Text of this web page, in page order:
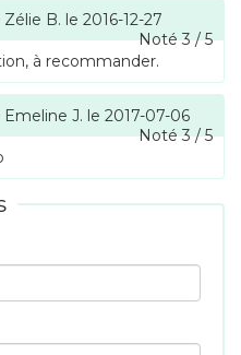
Zélie B. le 2016-12-27
Noté3/5
à recommander.
Emeline J. le 2017-07-06
Noté3/5